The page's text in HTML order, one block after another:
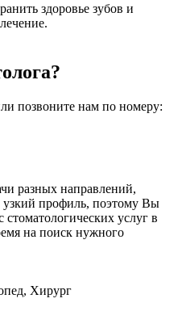
здоровье зубов и
позвоните нам по номеру:
разных направлений,
профиль, поэтому Вы
услуг в
на поиск нужного
Хирург